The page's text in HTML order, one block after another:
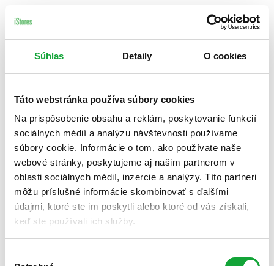
Súhlas Detaily O cookies
Táto webstránka používa súbory cookies
Na prispôsobenie obsahu a reklám, poskytovanie funkcií
sociálnych médií a analýzu návštevnosti používame
súbory cookie. Informácie o tom, ako používate naše
webové stránky, poskytujeme aj našim partnerom v
oblasti sociálnych médií, inzercie a analýzy. Títo partneri
môžu príslušné informácie skombinovať s ďalšími
údajmi, ktoré ste im poskytli alebo ktoré od vás získali,
keď ste používali ich služby.